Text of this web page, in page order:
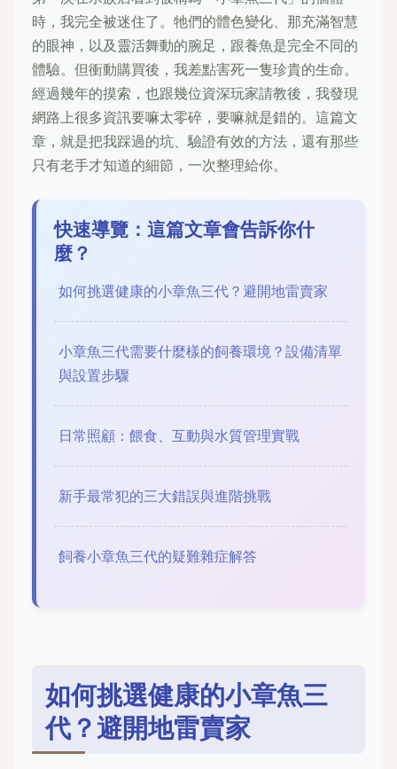
時，我完全被迷住了。牠們的體色變化、那充滿智慧
的眼神，以及靈活舞動的腕足，跟養魚是完全不同的
體驗。但衝動購買後，我差點害死一隻珍貴的生命。
經過幾年的摸索，也跟幾位資深玩家請教後，我發現
網路上很多資訊要嘛太零碎，要嘛就是錯的。這篇文
章，就是把我踩過的坑、驗證有效的方法，還有那些
只有老手才知道的細節，一次整理給你。
快速導覽：這篇文章會告訴你什
麼？
如何挑選健康的小章魚三代？避開地雷賣家
小章魚三代需要什麼樣的飼養環境？設備清單
與設置步驟
日常照顧：餵食、互動與水質管理實戰
新手最常犯的三大錯誤與進階挑戰
飼養小章魚三代的疑難雜症解答
如何挑選健康的小章魚三
代？避開地雷賣家